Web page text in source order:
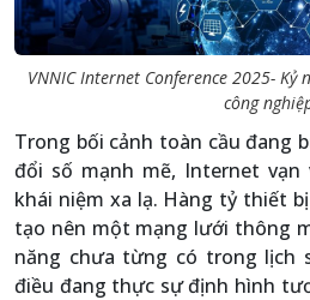
VNNIC Internet Conference 2025-
công
Trong bối cảnh toàn cầu đang
đổi số mạnh mẽ, Internet
khái niệm xa lạ. Hàng tỷ thiết
tạo nên một mạng lưới thông
năng chưa từng có trong lịch
điều đang thực sự định hình